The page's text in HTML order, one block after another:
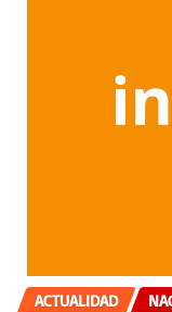
ACTUALIDAD